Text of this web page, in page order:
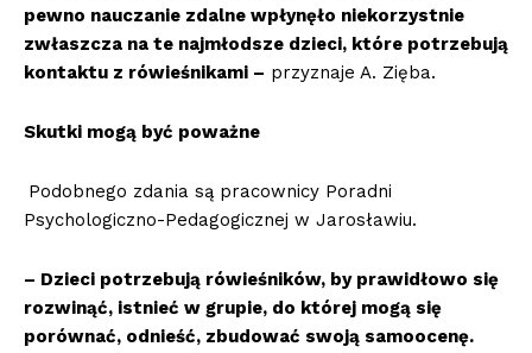
pewno nauczanie zdalne wpłynęło niekorzystnie
zwłaszcza na te najmłodsze dzieci, które potrzebują
kontaktu z rówieśnikami – przyznaje A. Zięba.
Skutki mogą być poważne
Podobnego zdania są pracownicy Poradni
Psychologiczno-Pedagogicznej w Jarosławiu.
– Dzieci potrzebują rówieśników, by prawidłowo się
rozwinąć, istnieć w grupie, do której mogą się
porównać, odnieść, zbudować swoją samoocenę.